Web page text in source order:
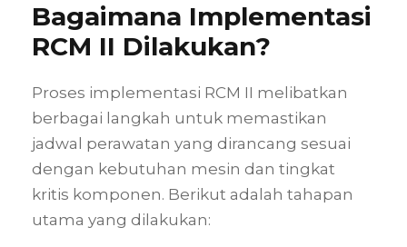
Bagaimana Implementasi
RCM II Dilakukan?
Proses implementasi RCM II melibatkan
berbagai langkah untuk memastikan
jadwal perawatan yang dirancang sesuai
dengan kebutuhan mesin dan tingkat
kritis komponen. Berikut adalah tahapan
utama yang dilakukan: